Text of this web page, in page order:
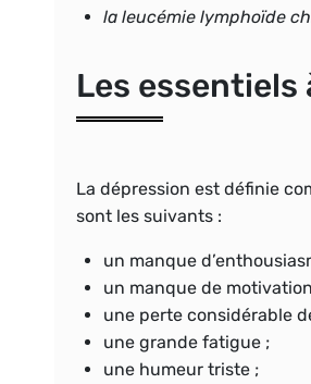
la leucémie lymphoïde
Les essentiels
La dépression est définie
sont les suivants :
un manque
un manque de
une perte considérable
une grande fatigue ;
une humeur triste ;